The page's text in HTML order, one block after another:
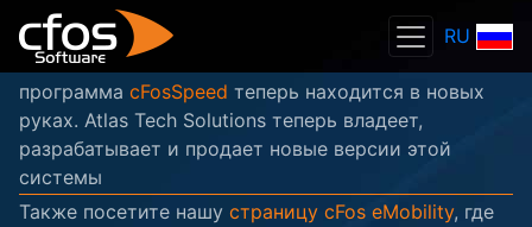
RU
программа cFosSpeed теперь находится в новых
руках. Atlas Tech Solutions теперь владеет,
разрабатывает и продает новые версии этой
системы
Также посетите нашу страницу cFos eMobility, где